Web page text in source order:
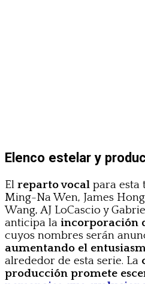
Elenco estelar y
El reparto vocal para esta
Ming-Na Wen, James
Wang, AJ LoCascio y
anticipa la incorporación
cuyos nombres serán
aumentando el
alrededor de esta serie. La
producción promete